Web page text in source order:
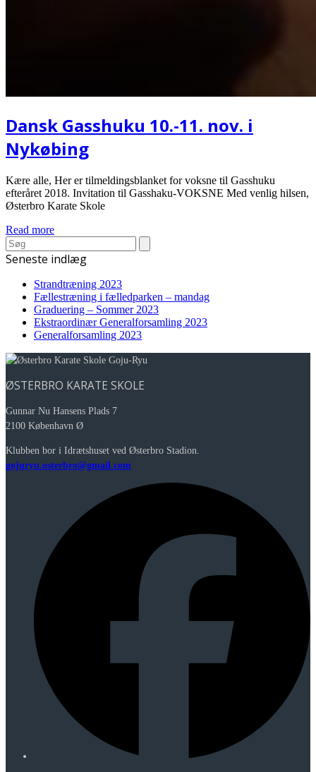
Dansk Gasshuku 10.-11. nov. i
Nykøbing
Kære alle, Her er tilmeldingsblanket for voksne til Gasshuku
efteråret 2018. Invitation til Gasshaku-VOKSNE Med venlig hilsen,
Østerbro Karate Skole
Read more
Search
Seneste indlæg
Strandtræning 2023
Fællestræning i fælledparken – mandag
Graduering – Sommer 2023
Ekstraordinær Generalforsamling 2023
Generalforsamling 2023
ØSTERBRO KARATE SKOLE
Gunnar Nu Hansens Plads 7
2100 København Ø
Klubben bor i Idrætshuset ved Østerbro Stadion.
gojuryu.osterbro@gmail.com